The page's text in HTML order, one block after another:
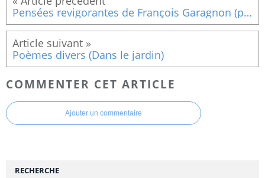
Pensées revigorantes de François Garagnon (pensées revigorantes !!!)
Poèmes divers (Dans le jardin)
COMMENTER CET ARTICLE
Ajouter un commentaire
RECHERCHE